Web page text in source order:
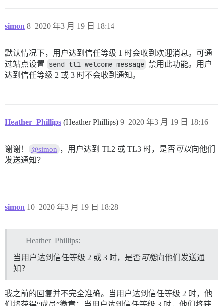
simon 2020 年3 月 19 日 18:14
8
默认情况下，用户达到信任等级 1 时会收到欢迎消息。可通
过站点设置 send tl1 welcome message 禁用此功能。用户
达到信任等级 2 或 3 时不会收到通知。
Heather_Phillips (Heather Phillips) 2020 年3 月 19 日 18:16
9
谢谢！ @simon ，用户达到 TL2 或 TL3 时，是否 可以向他们
发送通知？
simon 2020 年3 月 19 日 18:28
10
Heather_Phillips:
当用户达到信任等级 2 或 3 时，是否 可能向他们发送通
知？
我之前的回复并不完全准确。当用户达到信任等级 2 时，他
们将获得“成员”徽章；当用户达到信任等级 3 时，他们将获